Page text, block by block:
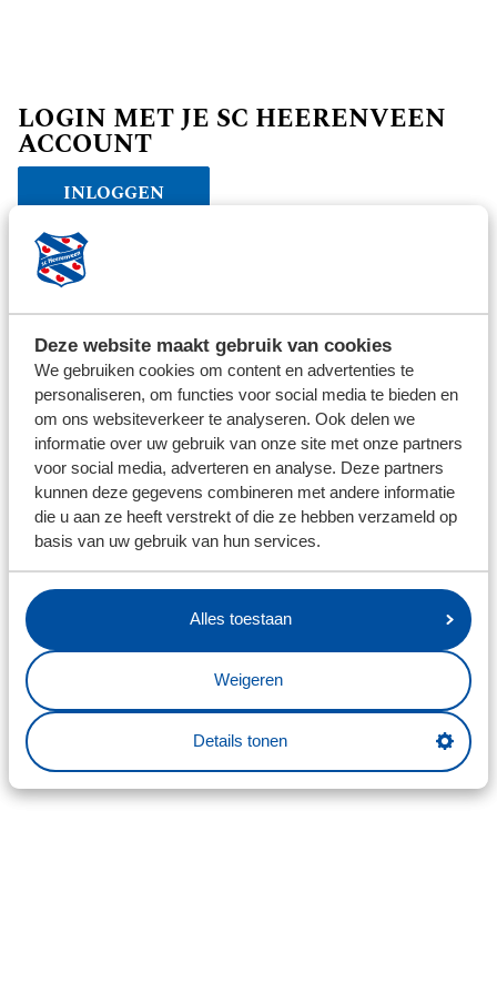
Deze website maakt gebruik van cookies
We gebruiken cookies om content en advertenties te
personaliseren, om functies voor social media te bieden en
om ons websiteverkeer te analyseren. Ook delen we
informatie over uw gebruik van onze site met onze partners
voor social media, adverteren en analyse. Deze partners
kunnen deze gegevens combineren met andere informatie
die u aan ze heeft verstrekt of die ze hebben verzameld op
basis van uw gebruik van hun services.
Alles toestaan
Weigeren
Details tonen
LOGIN MET JE SC HEERENVEEN
ACCOUNT
INLOGGEN
Verder winkelen